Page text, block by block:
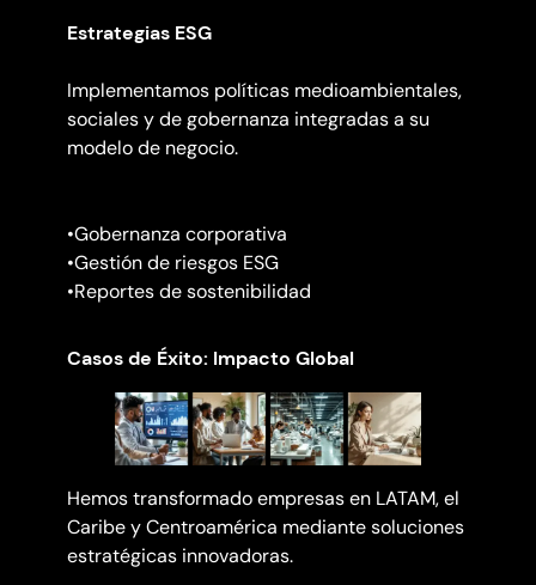
Estrategias ESG
Implementamos políticas medioambientales,
sociales y de gobernanza integradas a su
modelo de negocio.
•Gobernanza corporativa
•Gestión de riesgos ESG
•Reportes de sostenibilidad
Casos de Éxito: Impacto Global
Hemos transformado empresas en LATAM, el
Caribe y Centroamérica mediante soluciones
estratégicas innovadoras.